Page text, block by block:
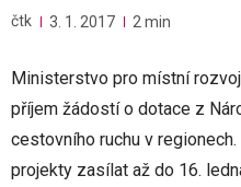
čtk 3. 1. 2017 2 min
Ministerstvo pro místní
příjem žádostí o dotace z
cestovního ruchu v
projekty zasílat až do 16.